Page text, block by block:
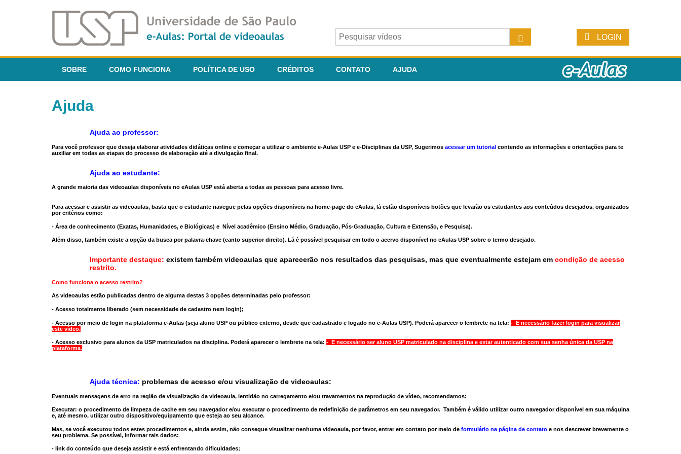
LOGIN
SOBRE COMO FUNCIONA POLÍTICA DE USO CRÉDITOS CONTATO AJUDA
Ajuda
Ajuda ao professor:
Para você professor que deseja elaborar atividades didáticas online e começar a utilizar o ambiente e-Aulas USP e e-Disciplinas da USP, Sugerimos acessar um tutorial contendo as informações e orientações para te
auxiliar em todas as etapas do processo de elaboração até a divulgação final.
Ajuda ao estudante:
A grande maioria das videoaulas disponíveis no eAulas USP está aberta a todas as pessoas para acesso livre.
Para acessar e assistir as videoaulas, basta que o estudante navegue pelas opções disponíveis na home-page do eAulas, lá estão disponíveis botões que levarão os estudantes aos conteúdos desejados, organizados
por critérios como:
- Área de conhecimento (Exatas, Humanidades, e Biológicas) e Nível acadêmico (Ensino Médio, Graduação, Pós-Graduação, Cultura e Extensão, e Pesquisa).
Além disso, também existe a opção da busca por palavra-chave (canto superior direito). Lá é possível pesquisar em todo o acervo disponível no eAulas USP sobre o termo desejado.
Importante destaque: existem também videoaulas que aparecerão nos resultados das pesquisas, mas que eventualmente estejam em condição de acesso
restrito.
Como funciona o acesso restrito?
As videoaulas estão publicadas dentro de alguma destas 3 opções determinadas pelo professor:
- Acesso totalmente liberado (sem necessidade de cadastro nem login);
- Acesso por meio de login na plataforma e-Aulas (seja aluno USP ou público externo, desde que cadastrado e logado no e-Aulas USP). Poderá aparecer o lembrete na tela: - É necessário fazer login para visualizar
este vídeo.
- Acesso exclusivo para alunos da USP matriculados na disciplina. Poderá aparecer o lembrete na tela: - É necessário ser aluno USP matriculado na disciplina e estar autenticado com sua senha única da USP na
plataforma.
Ajuda técnica: problemas de acesso e/ou visualização de videoaulas:
Eventuais mensagens de erro na região de visualização da videoaula, lentidão no carregamento e/ou travamentos na reprodução de vídeo, recomendamos:
Executar: o procedimento de limpeza de cache em seu navegador e/ou executar o procedimento de redefinição de parâmetros em seu navegador. Também é válido utilizar outro navegadordisponível em sua máquina
e, até mesmo, utilizar outro dispositivo/equipamento que esteja ao seu alcance.
Mas, se você executou todos estes procedimentos e, ainda assim, não consegue visualizar nenhuma videoaula, por favor, entrar em contato por meio de formulário na página de contato e nos descrever brevemente o
seu problema. Se possível, informar tais dados:
- link do conteúdo que deseja assistir e está enfrentando dificuldades;